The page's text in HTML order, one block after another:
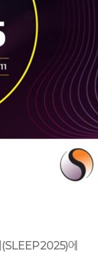
(SLEEP2025)에